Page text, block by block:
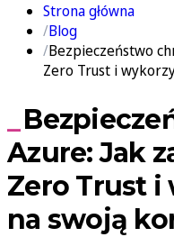
Strona główna
Blog
Bezpieczeństwo
Zero Trust i
Azure: Jak
Zero Trust i
na swoją